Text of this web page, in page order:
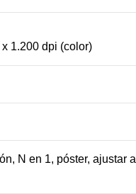
1.200 dpi (color)
N en 1, póster, ajustar a